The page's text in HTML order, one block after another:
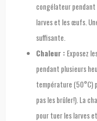
congélateur
larves et les œufs.
suffisante.
Chaleur : Exposez
pendant plusieurs
température (50°C)
pas les brûler!). La
pour tuer les larves